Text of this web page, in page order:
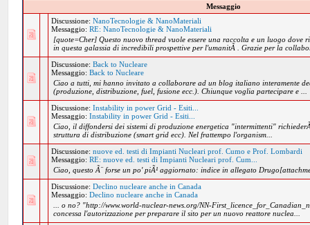
Messaggio
Discussione:NanoTecnologie & NanoMateriali
Messaggio:RE: NanoTecnologie & NanoMateriali
[quote=Cher] Questo nuovo thread vuole essere una raccolta e un luogo dove
in questa galassia di incredibili prospettive per l'umanitÃ . Grazie per la
Discussione:Back to Nucleare
Messaggio:Back to Nucleare
Ciao a tutti, mi hanno invitato a collaborare ad un blog italiano interamente
(produzione, distribuzione, fuel, fusione ecc.). Chiunque voglia partecipare e ...
Discussione:Instability in power Grid - Esiti...
Messaggio:Instability in power Grid - Esiti...
Ciao, il diffondersi dei sistemi di produzione energetica "intermittenti"
struttura di distribuzione (smart grid ecc). Nel frattempo l'organism...
Discussione:nuove ed. testi di Impianti Nucleari prof. Cumo e Prof. Lombardi
Messaggio:RE: nuove ed. testi di Impianti Nucleari prof. Cum...
Ciao, questo Ã¨ forse un po' piÃ¹ aggiornato: indice in allegato
Discussione:Declino nucleare anche in Canada
Messaggio:Declino nucleare anche in Canada
... o no? "http://www.world-nuclear-news.org/NN-
concessa l'autorizzazione per preparare il sito per un nuovo reattore nuclea...